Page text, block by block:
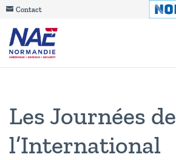
Contact
Les Journées de
l’International